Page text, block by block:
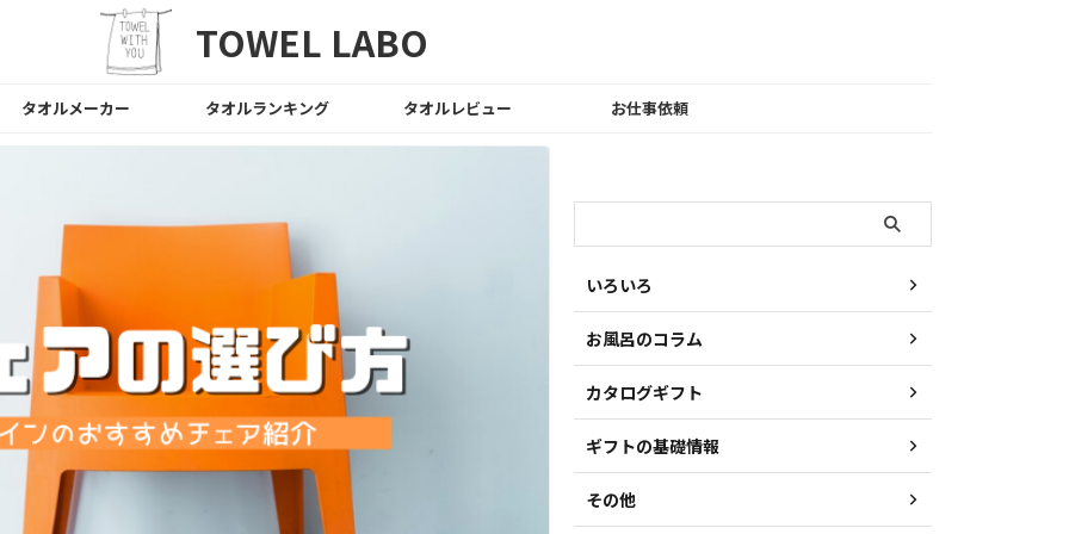
TOWEL LABO
タオルメーカー タオルランキング タオルレビュー お仕事依頼
いろいろ
お風呂のコラム
カタログギフト
ギフトの基礎情報
その他